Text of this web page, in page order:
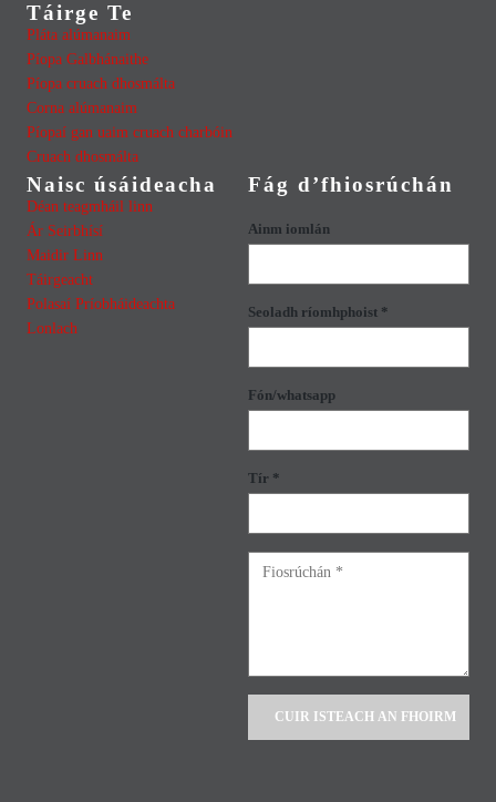
Táirge Te
Pláta alúmanaim
Píopa Galbhánaithe
Píopa cruach dhosmálta
Corna alúmanaim
Píopaí gan uaim cruach charbóin
Cruach dhosmálta
Naisc úsáideacha
Déan teagmháil linn
Ár Seirbhísí
Maidir Linn
Táirgeacht
Polasaí Príobháideachta
Lonlach
Fág d’fhiosrúchán
Ainm iomlán
Seoladh ríomhphoist *
Fón/whatsapp
Tír *